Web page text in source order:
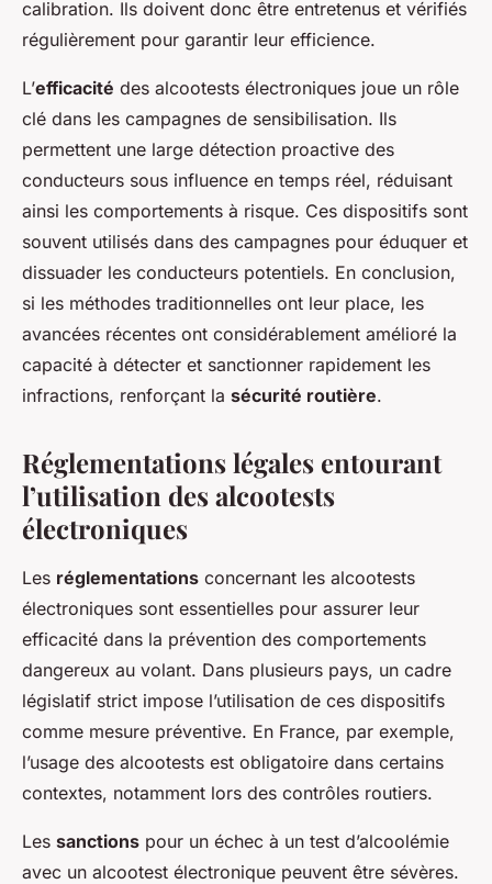
calibration. Ils doivent donc être entretenus et vérifiés
régulièrement pour garantir leur efficience.
L’efficacité des alcootests électroniques joue un rôle
clé dans les campagnes de sensibilisation. Ils
permettent une large détection proactive des
conducteurs sous influence en temps réel, réduisant
ainsi les comportements à risque. Ces dispositifs sont
souvent utilisés dans des campagnes pour éduquer et
dissuader les conducteurs potentiels. En conclusion,
si les méthodes traditionnelles ont leur place, les
avancées récentes ont considérablement amélioré la
capacité à détecter et sanctionner rapidement les
infractions, renforçant la sécurité routière.
Réglementations légales entourant
l’utilisation des alcootests
électroniques
Les réglementations concernant les alcootests
électroniques sont essentielles pour assurer leur
efficacité dans la prévention des comportements
dangereux au volant. Dans plusieurs pays, un cadre
législatif strict impose l’utilisation de ces dispositifs
comme mesure préventive. En France, par exemple,
l’usage des alcootests est obligatoire dans certains
contextes, notamment lors des contrôles routiers.
Les sanctions pour un échec à un test d’alcoolémie
avec un alcootest électronique peuvent être sévères.